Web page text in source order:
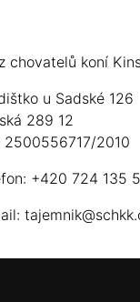
chovatelů koní
u Sadské 126
289 12
2500556717/2010
+420 724 135